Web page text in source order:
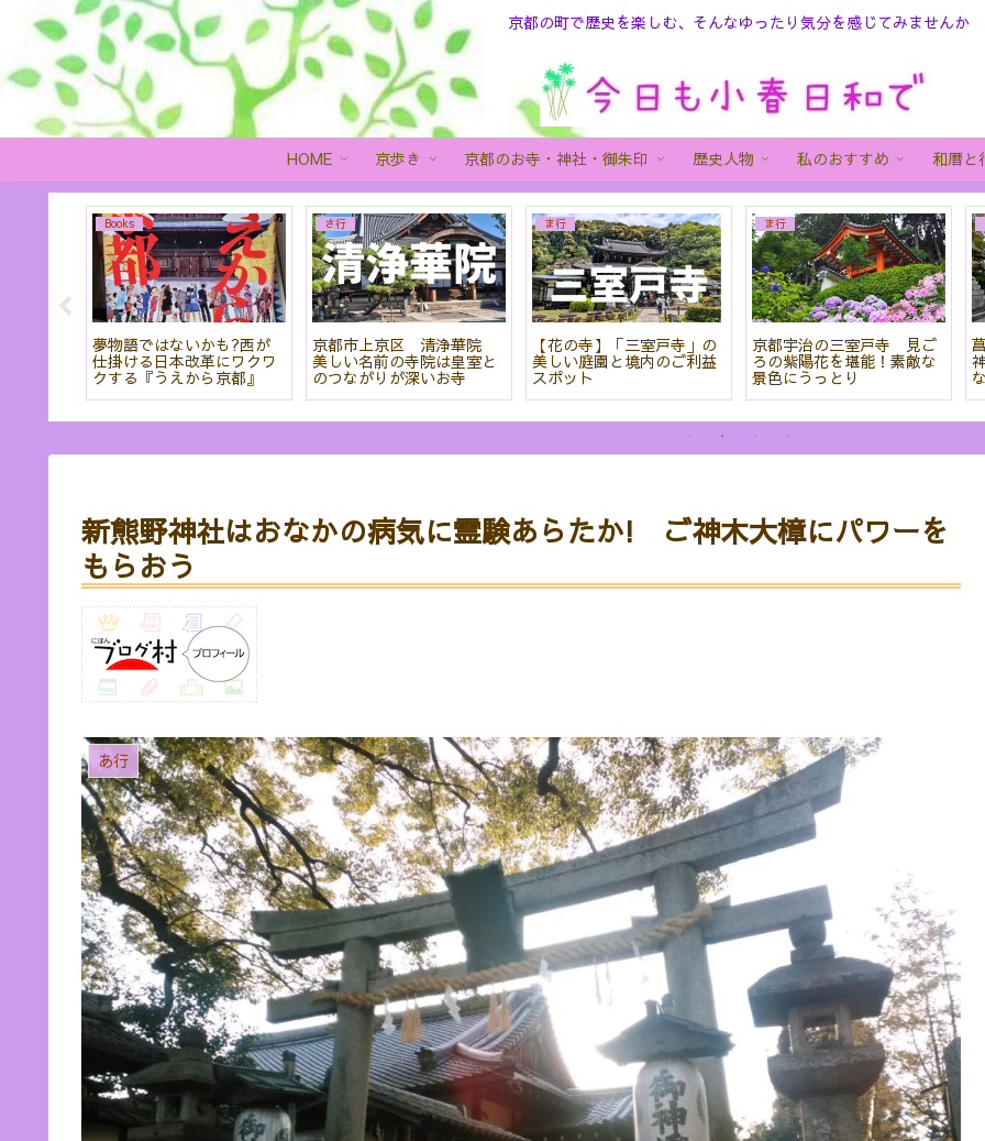
京都の町で歴史を楽しむ、そんなゆったり気分を感じてみませんか
HOME 京歩き 京都のお寺・神社・御朱印 歴史人物 私のおすすめ 和暦と
Books
夢物語ではないかも?西が
仕掛ける日本改革にワクワ
クする『うえから京都』
さ行
京都市上京区 清浄華院
美しい名前の寺院は皇室と
のつながりが深いお寺
ま行
【花の寺】「三室戸寺」の
美しい庭園と境内のご利益
スポット
ま行
京都宇治の三室戸寺 見ご
ろの紫陽花を堪能！素敵な
景色にうっとり
新熊野神社はおなかの病気に霊験あらたか! ご神木大樟にパワーを
もらおう
あ行